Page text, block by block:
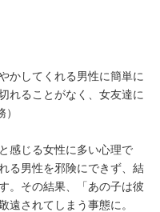
かしてくれる男性に簡単に
れることがなく、女友達に
感じる女性に多い心理で
る男性を邪険にできず、結
。その結果、「あの子は彼
遠されてしまう事態に。